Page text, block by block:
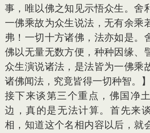
事，唯以佛之知见示悟众生。舍
一佛乘故为众生说法，无有余乘
弗！一切十方诸佛，法亦如是。
佛以无量无数方便，种种因缘、
众生演说诸法，是法皆为一佛乘
诸佛闻法，究竟皆得一切种智。】
接下来谈第三个重点，佛国净
边，真的是无法计算。首先来
相，知道这个名相内容以后，就